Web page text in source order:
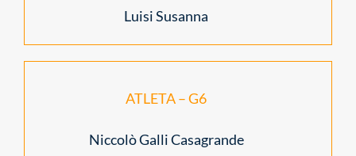
Luisi Susanna
ATLETA – G6
Niccolò Galli Casagrande